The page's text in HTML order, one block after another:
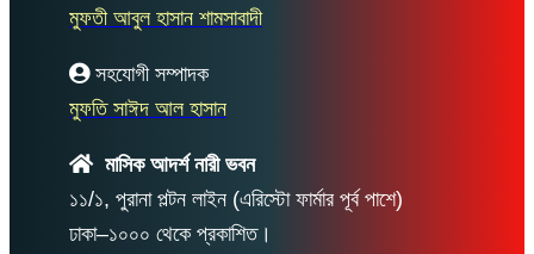
মুফতী আবুল হাসান শামসাবাদী
সহযোগী সম্পাদক
মুফতি সাঈদ আল হাসান
মাসিক আদর্শ নারী ভবন
১১/১, পুরানা পল্টন লাইন (এরিস্টো ফার্মার পূর্ব পাশে)
ঢাকা–১০০০ থেকে প্রকাশিত।